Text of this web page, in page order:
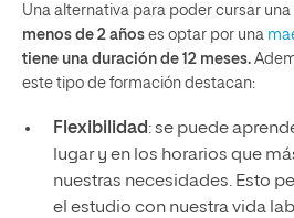
Una alternativa para poder cursar
menos de 2 años es optar por una
tiene una duración de 12 meses.
este tipo de formación destacan:
Flexibilidad: se puede
lugar y en los horarios que
nuestras necesidades. Esto
el estudio con nuestra vida